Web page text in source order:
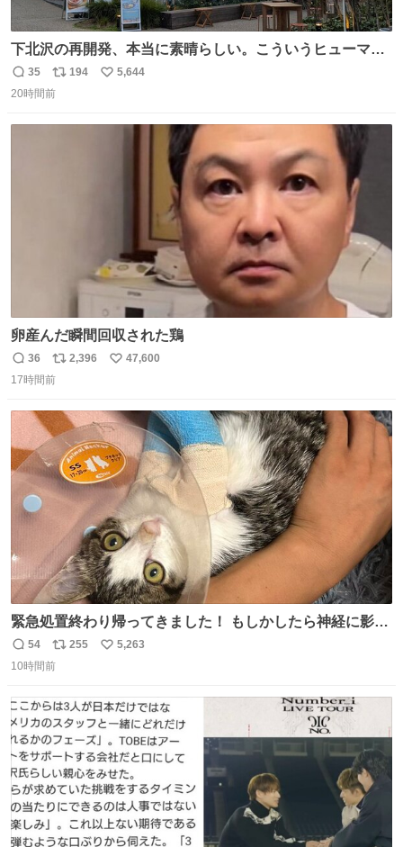
下北沢の再開発、本当に素晴らしい。こういうヒューマン
スケールの開発がいいんだよ。
返
信
35
リ
ポ
194
い
5,644
20時間前
卵産んだ瞬間回収された鶏
返
信
36
リ
ポ
ト
数
2,396
い
数
47,600
17時間前
緊急処置終わり帰ってきました！ もしかしたら神経に影響
も出ているのかもと、、その影響で出にくいのもあるかも
との事 内臓エコーもしてみると少し動きが弱いのかもなぁ
て弟にぐるぐる言いながら甘えん坊してました☺️
返
信
54
リ
ポ
ト
数
255
い
数
5,263
10時間前